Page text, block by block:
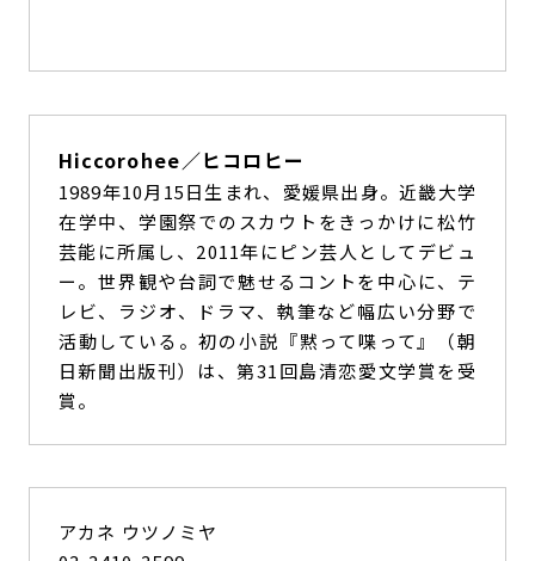
Hiccorohee／ヒコロヒー
1989年10月15日生まれ、愛媛県出身。近畿大学
在学中、学園祭でのスカウトをきっかけに松竹
芸能に所属し、2011年にピン芸人としてデビュ
ー。世界観や台詞で魅せるコントを中心に、テ
レビ、ラジオ、ドラマ、執筆など幅広い分野で
活動している。初の小説『黙って喋って』（朝
日新聞出版刊）は、第31回島清恋愛文学賞を受
賞。
アカネ ウツノミヤ